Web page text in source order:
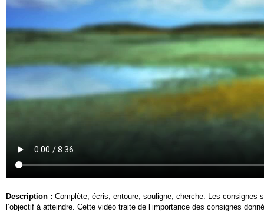
Description : Complète, écris, entoure, souligne, cherche. Les consignes
l’objectif à atteindre. Cette vidéo traite de l’importance des consignes